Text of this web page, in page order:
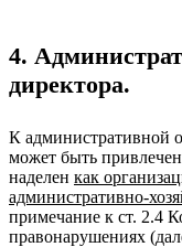
4.
директора.
К административной
может быть
наделен как
административно-
примечание к ст. 2.4
правонарушениях